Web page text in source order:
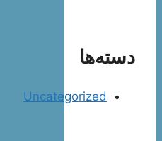
دسته‌ها
Uncategorized